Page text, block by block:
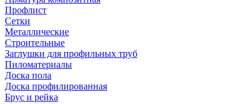
Профлист
Сетки
Металлические
Строительные
Заглушки для профильных труб
Пиломатериалы
Доска пола
Доска профилированная
Брус и рейка